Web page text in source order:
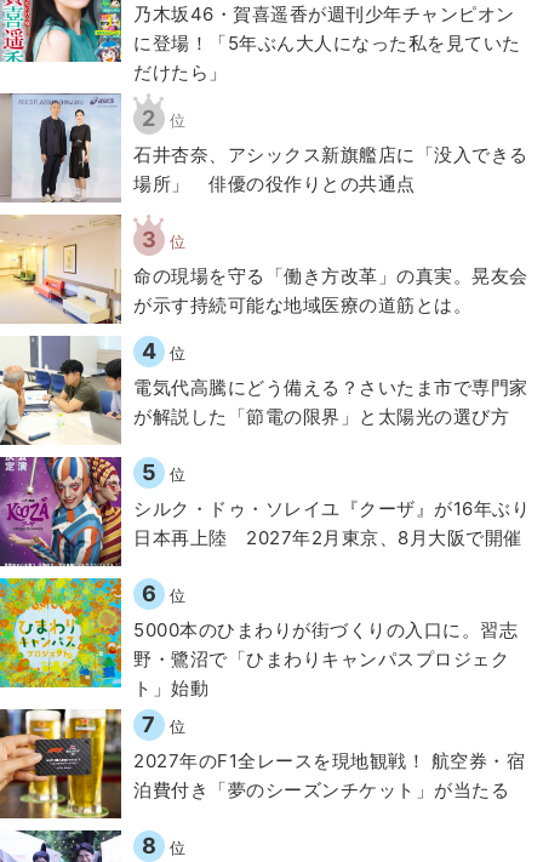
乃木坂46・賀喜遥香が週刊少年チャンピオン
に登場！「5年ぶん大人になった私を見ていた
だけたら」
2 位
石井杏奈、アシックス新旗艦店に「没入できる
場所」 俳優の役作りとの共通点
3 位
​命の現場を守る「働き方改革」の真実。晃友会
が示す持続可能な地域医療の道筋とは。
4 位
電気代高騰にどう備える？さいたま市で専門家
が解説した「節電の限界」と太陽光の選び方
5 位
シルク・ドゥ・ソレイユ『クーザ』が16年ぶり
日本再上陸 2027年2月東京、8月大阪で開催
6 位
5000本のひまわりが街づくりの入口に。習志
野・鷺沼で「ひまわりキャンパスプロジェク
ト」始動
7 位
2027年のF1全レースを現地観戦！ 航空券・宿
泊費付き「夢のシーズンチケット」が当たる
8 位